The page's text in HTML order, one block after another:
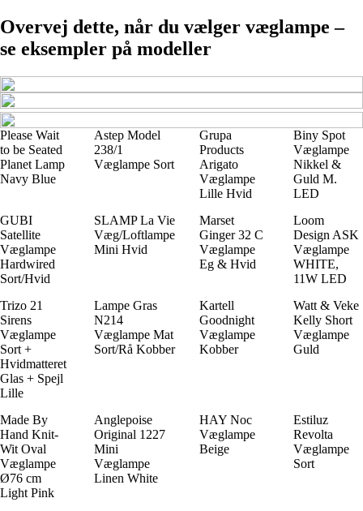
Overvej dette, når du vælger væglampe –
se eksempler på modeller
Please Wait
to be Seated
Planet Lamp
Navy Blue
Astep Model
238/1
Væglampe Sort
Grupa
Products
Arigato
Væglampe
Lille Hvid
Biny Spot
Væglampe
Nikkel &
Guld M.
LED
GUBI
Satellite
Væglampe
Hardwired
Sort/Hvid
SLAMP La Vie
Væg/Loftlampe
Mini Hvid
Marset
Ginger 32 C
Væglampe
Eg & Hvid
Loom
Design ASK
Væglampe
WHITE,
11W LED
Trizo 21
Sirens
Væglampe
Sort +
Hvidmatteret
Glas + Spejl
Lille
Lampe Gras
N214
Væglampe Mat
Sort/Rå Kobber
Kartell
Goodnight
Væglampe
Kobber
Watt & Veke
Kelly Short
Væglampe
Guld
Made By
Hand Knit-
Wit Oval
Væglampe
Ø76 cm
Light Pink
Anglepoise
Original 1227
Mini
Væglampe
Linen White
HAY Noc
Væglampe
Beige
Estiluz
Revolta
Væglampe
Sort